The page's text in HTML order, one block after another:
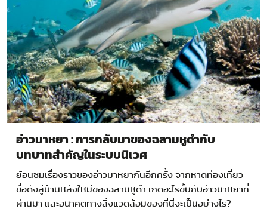
อ่าวมาหยา : การกลับมาของฉลามหูดำกับ
บทบาทสำคัญในระบบนิเวศ
ย้อนชมเรื่องราวของอ่าวมาหยากันอีกครั้ง จากหาดท่องเที่ยว
ชื่อดังสู่บ้านหลังใหม่ของฉลามหูดำ เกิดอะไรขึ้นกับอ่าวมาหยาที่
ผ่านมา และอนาคตทางสิ่งแวดล้อมของที่นี่จะเป็นอย่างไร?